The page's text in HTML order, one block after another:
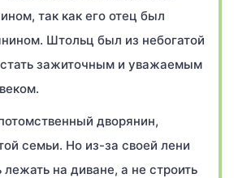
так как его отец был
Штольц был из небогатой
зажиточным и уважаемым
дворянин,
семьи. Но из-за своей лени
на диване, а не строить